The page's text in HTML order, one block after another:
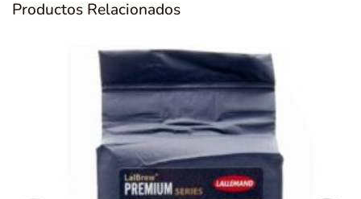
Productos Relacionados